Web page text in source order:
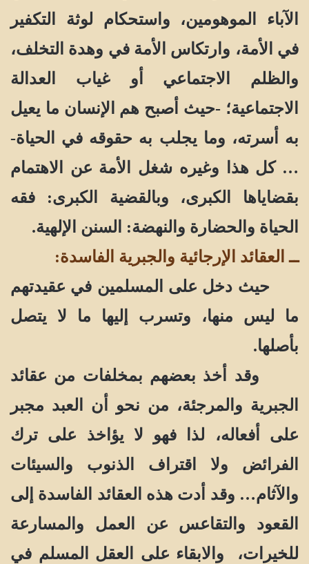
الآباء الموهومين، واستحكام لوثة التكفير
في الأمة، وارتكاس الأمة في وهدة التخلف،
والظلم الاجتماعي أو غياب العدالة
الاجتماعية؛ -حيث أصبح هم الإنسان ما يعيل
به أسرته، وما يجلب به حقوقه في الحياة-
… كل هذا وغيره شغل الأمة عن الاهتمام
بقضاياها الكبرى، وبالقضية الكبرى: فقه
الحياة والحضارة والنهضة: السنن الإلهية.
ــ العقائد الإرجائية والجبرية الفاسدة:
حيث دخل على المسلمين في عقيدتهم
ما ليس منها، وتسرب إليها ما لا يتصل
بأصلها.
وقد أخذ بعضهم بمخلفات من عقائد
الجبرية والمرجئة، من نحو أن العبد مجبر
على أفعاله، لذا فهو لا يؤاخذ على ترك
الفرائض ولا اقتراف الذنوب والسيئات
والآثام… وقد أدت هذه العقائد الفاسدة إلى
القعود والتقاعس عن العمل والمسارعة
للخيرات، والابقاء على العقل المسلم في